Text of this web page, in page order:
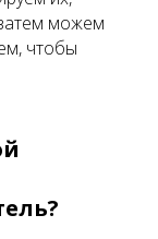
можем
чтобы